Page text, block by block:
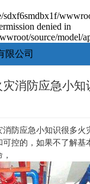
sdxf6smdbx1f/
denied in
source/model/
限公司
消防应急小知
消防应急小知识很多火
可控的，如果不了解基